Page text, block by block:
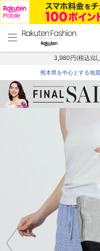
menu home
トップ
3,980円(税込)以
熊本県を中心とする地